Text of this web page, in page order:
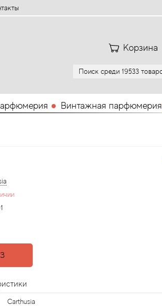
Корзина
Винтажная парфюмерия
Carthusia